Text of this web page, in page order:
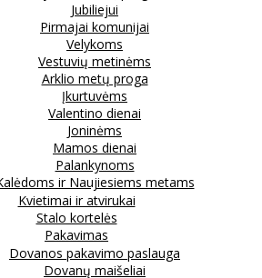
Jubiliejui
Pirmajai komunijai
Velykoms
Vestuvių metinėms
Arklio metų proga
Įkurtuvėms
Valentino dienai
Joninėms
Mamos dienai
Palankynoms
ir Naujiesiems metams
Kvietimai ir atvirukai
Stalo kortelės
Pakavimas
Dovanos pakavimo paslauga
Dovanų maišeliai